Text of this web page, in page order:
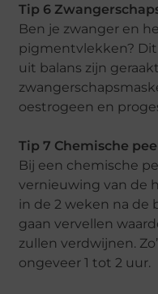
Tip 6
Ben je zwanger en
pigmentvlekken?
uit balans zijn
oestrogeen en
Tip 7 Chemische
Bij een chemische
vernieuwing van de
in de 2 weken na de
gaan vervellen
zullen verdwijnen.
ongeveer 1 tot 2 uur.